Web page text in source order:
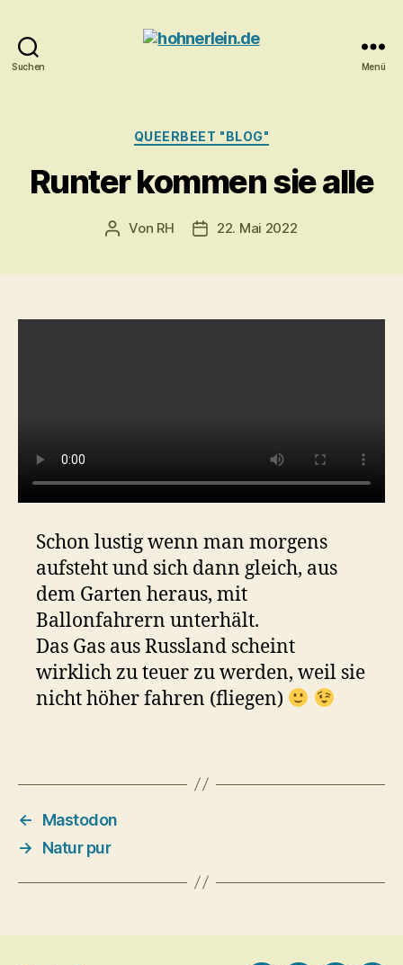
Suchen Menü
Kategorien
QUEERBEET "BLOG"
Runter kommen sie alle
Beitragsautor
Von RH Veröffentlichungsdatum
22. Mai 2022
Schon lustig wenn man morgens
aufsteht und sich dann gleich, aus
dem Garten heraus, mit
Ballonfahrern unterhält.
Das Gas aus Russland scheint
wirklich zu teuer zu werden, weil sie
nicht höher fahren (fliegen)
←
Mastodon
→
Natur pur